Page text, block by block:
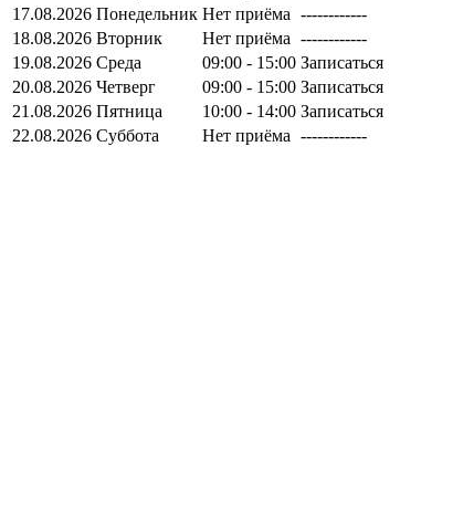
17.08.2026 Понедельник Нет приёма ------------
18.08.2026 Вторник Нет приёма ------------
19.08.2026 Среда 09:00 - 15:00 Записаться
20.08.2026 Четверг 09:00 - 15:00 Записаться
21.08.2026 Пятница 10:00 - 14:00 Записаться
22.08.2026 Суббота Нет приёма ------------